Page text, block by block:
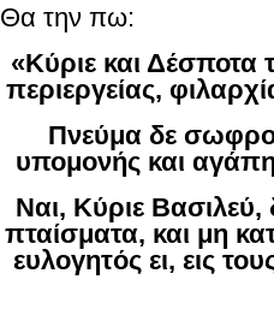
Θα την πω:
«Κύριε και Δέσποτα
περιεργείας,
Πνεύμα δε
υπομονής και
Ναι, Κύριε
πταίσματα, και μη
ευλογητός ει, εις